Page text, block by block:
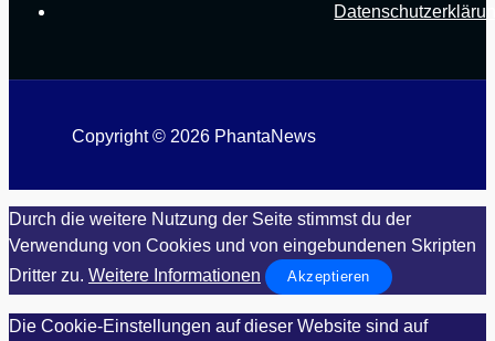
Copyright © 2026 PhantaNews
Durch die weitere Nutzung der Seite stimmst du der
Verwendung von Cookies und von eingebundenen Skripten
Dritter zu. Weitere Informationen Akzeptieren
Die Cookie-Einstellungen auf dieser Website sind auf